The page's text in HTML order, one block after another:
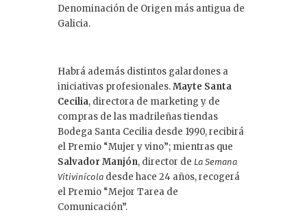
Denominación de Origen más antigua de
Galicia.
Habrá además distintos galardones a
iniciativas profesionales.Mayte Santa
Cecilia, directora de marketing y de
compras de las madrileñas tiendas
Bodega Santa Cecilia desde 1990, recibirá
el Premio “Mujer y vino”; mientras que
Salvador Manjón, director de La Semana
Vitivinícola desde hace 24 años, recogerá
el Premio “Mejor Tarea de
Comunicación”.